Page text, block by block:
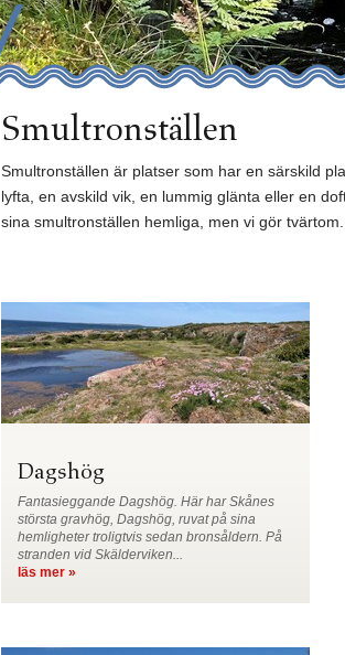
Smultronställen
Smultronställen är platser som har en särskild
lyfta, en avskild vik, en lummig glänta eller en
sina smultronställen hemliga, men vi gör
Dagshög
Fantasieggande Dagshög. Här har Skånes
största gravhög, Dagshög, ruvat på sina
hemligheter troligtvis sedan bronsåldern. På
stranden vid Skälderviken...
läs mer »